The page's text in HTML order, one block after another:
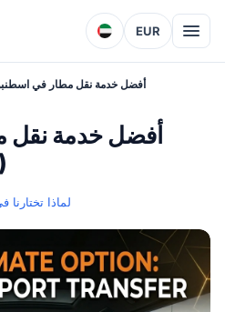
EUR
أفضل خدمة نقل مطار في اسطنبول
أفضل خدمة نقل
لماذا تختارنا